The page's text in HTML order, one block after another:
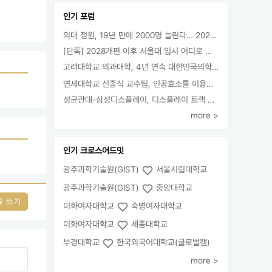
쓰기
인기 포럼
의대 정원, 19년 만에 2000명 늘린다… 2025년 입시부터 적용
[단독] 2028개편 이후 서울대 입시 어디로 갈까.. ‘정시40% 폐지 추진’
고려대학교 의과대학, 4년 연속 대한민국의학한림원 정회원 최다 배출 外
연세대학교 신종식 교수팀, 인공효소를 이용한 아민의 키랄전환 세계 최초로 성공
성균관대-삼성디스플레이, 디스플레이 트랙 운영 협약 체결
more >
인기 크로스어드밋
광주과학기술원(GIST)
서울시립대학교
광주과학기술원(GIST)
중앙대학교
이화여자대학교
숙명여자대학교
이화여자대학교
세종대학교
부경대학교
한국외국어대학교(글로벌캠)
more >